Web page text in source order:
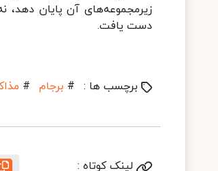
زیرمجموعه‌های آن پایان دهد،
دست یافت.
برچسب ها : # برجام #
لینک کوتاه :